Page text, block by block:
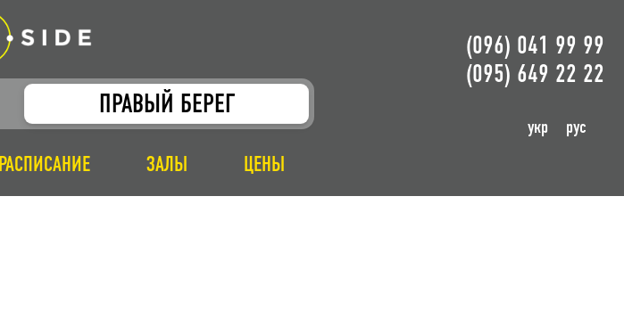
ПРАВЫЙ БЕРЕГ
(096) 041 99 99
(095) 649 22 22
укр рус
РАСПИСАНИЕ ЗАЛЫ ЦЕНЫ